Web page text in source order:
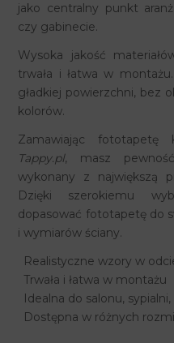
jako centralny punkt
czy gabinecie.
Wysoka jakość
trwała i łatwa w
gładkiej powierzchni, bez
kolorów.
Zamawiając fototapetę
Tappy.pl, masz
wykonany z największą
Dzięki szerokiemu
dopasować fototapetę do
i wymiarów ściany.
Realistyczne wzory w
Trwała i łatwa w montażu
Idealna do salonu,
Dostępna w różnych